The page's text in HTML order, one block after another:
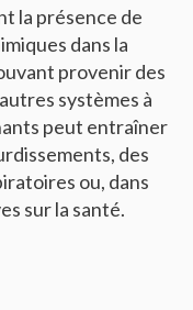
la présence de
dans la
provenir des
systèmes à
peut entraîner
des
ou, dans
sur la santé.